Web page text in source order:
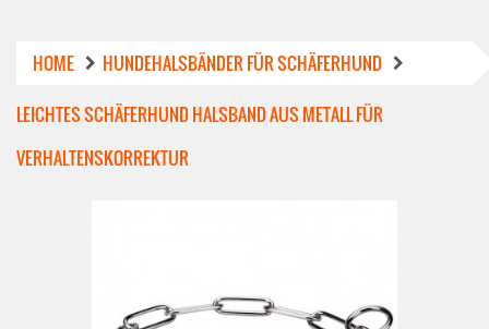
HOME
HUNDEHALSBÄNDER FÜR SCHÄFERHUND
LEICHTES SCHÄFERHUND HALSBAND AUS METALL FÜR
VERHALTENSKORREKTUR